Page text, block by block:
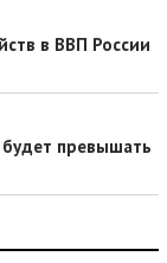
в ВВП России
превышать